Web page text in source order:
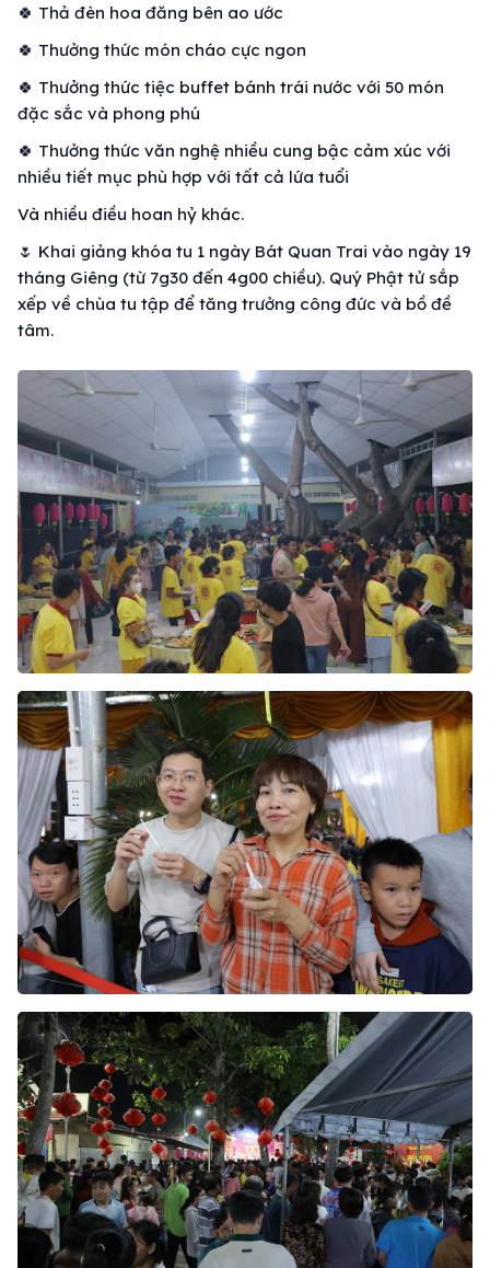
🍀 Thả đèn hoa đăng bên ao ước
🍀 Thưởng thức món cháo cực ngon
🍀 Thưởng thức tiệc buffet bánh trái nước với 50 món
đặc sắc và phong phú
🍀 Thưởng thức văn nghệ nhiều cung bậc cảm xúc với
nhiều tiết mục phù hợp với tất cả lứa tuổi
Và nhiều điều hoan hỷ khác.
🌷 Khai giảng khóa tu 1 ngày Bát Quan Trai vào ngày 19
tháng Giêng (từ 7g30 đến 4g00 chiều). Quý Phật tử sắp
xếp về chùa tu tập để tăng trưởng công đức và bồ đề
tâm.